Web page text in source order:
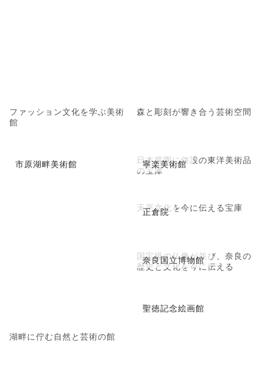
ファッション文化を学ぶ美術
館
森と彫刻が響き合う芸術空間
市原湖畔美術館
湖畔に佇む自然と芸術の館
寧楽美術館
日本庭園に併設の東洋美術品
の宝庫
正倉院
天平文化を今に伝える宝庫
奈良国立博物館
国宝級の仏像が並び、奈良の
歴史と文化を今に伝える
聖徳記念絵画館